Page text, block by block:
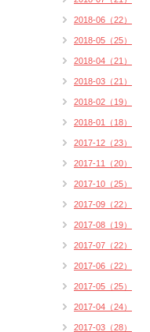
2018-06（22）
2018-05（25）
2018-04（21）
2018-03（21）
2018-02（19）
2018-01（18）
2017-12（23）
2017-11（20）
2017-10（25）
2017-09（22）
2017-08（19）
2017-07（22）
2017-06（22）
2017-05（25）
2017-04（24）
2017-03（28）